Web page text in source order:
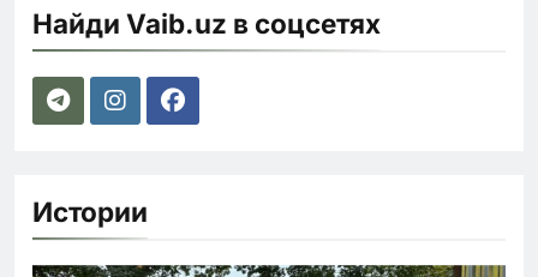
Найди Vaib.uz в соцсетях
Истории